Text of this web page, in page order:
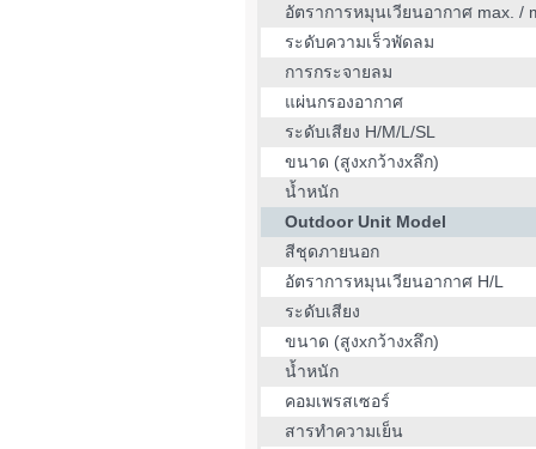
อัตราการหมุนเวียนอากาศ max. /
ระดับความเร็วพัดลม
การกระจายลม
แผ่นกรองอากาศ
ระดับเสียง H/M/L/SL
ขนาด (สูงxกว้างxลึก)
น้ำหนัก
Outdoor Unit Model
สีชุดภายนอก
อัตราการหมุนเวียนอากาศ H/L
ระดับเสียง
ขนาด (สูงxกว้างxลึก)
น้ำหนัก
คอมเพรสเซอร์
สารทำความเย็น